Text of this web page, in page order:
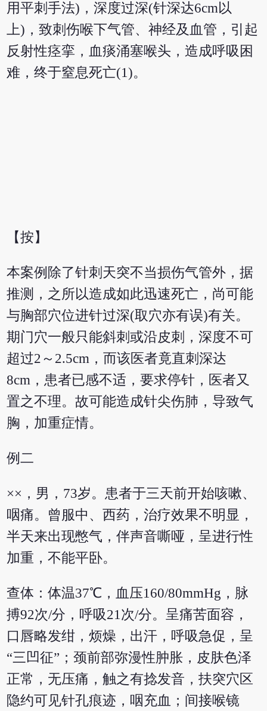
用平刺手法)，深度过深(针深达6cm以
上)，致刺伤喉下气管、神经及血管，引起
反射性痉挛，血痰涌塞喉头，造成呼吸困
难，终于窒息死亡(1)。
【按】
本案例除了针刺天突不当损伤气管外，据
推测，之所以造成如此迅速死亡，尚可能
与胸部穴位进针过深(取穴亦有误)有关。
期门穴一般只能斜刺或沿皮刺，深度不可
超过2～2.5cm，而该医者竟直刺深达
8cm，患者已感不适，要求停针，医者又
置之不理。故可能造成针尖伤肺，导致气
胸，加重症情。
例二
××，男，73岁。患者于三天前开始咳嗽、
咽痛。曾服中、西药，治疗效果不明显，
半天来出现憋气，伴声音嘶哑，呈进行性
加重，不能平卧。
查体：体温37℃，血压160/80mmHg，脉
搏92次/分，呼吸21次/分。呈痛苦面容，
口唇略发绀，烦燥，出汗，呼吸急促，呈
“三凹征”；颈前部弥漫性肿胀，皮肤色泽
正常，无压痛，触之有捻发音，扶突穴区
隐约可见针孔痕迹，咽充血；间接喉镜